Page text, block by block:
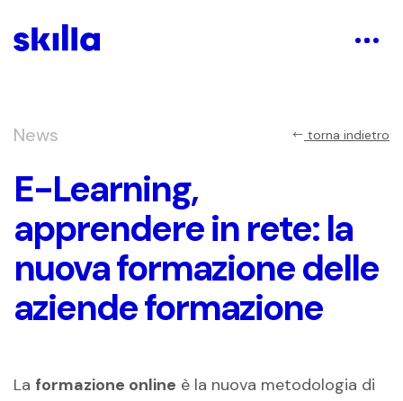
News torna indietro
E-Learning,
apprendere in rete: la
nuova formazione delle
aziende formazione
La formazione online è la nuova metodologia di